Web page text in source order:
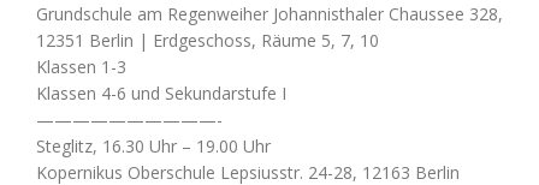
Grundschule am Regenweiher Johannisthaler Chaussee 328,
12351 Berlin | Erdgeschoss, Räume 5, 7, 10
Klassen 1-3
Klassen 4-6 und Sekundarstufe I
——————————-
Steglitz, 16.30 Uhr – 19.00 Uhr
Kopernikus Oberschule Lepsiusstr. 24-28, 12163 Berlin